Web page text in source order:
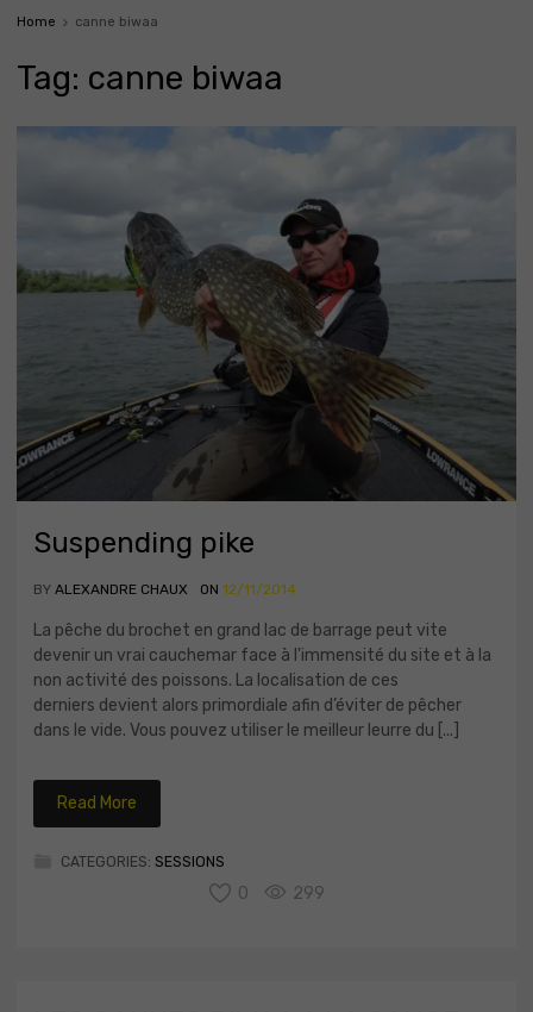
Home canne biwaa
Tag: canne biwaa
Suspending pike
BY ALEXANDRE CHAUX ON 12/11/2014
La pêche du brochet en grand lac de barrage peut vite
devenir un vrai cauchemar face à l'immensité du site et à la
non activité des poissons. La localisation de ces
derniers devient alors primordiale afin d’éviter de pêcher
dans le vide. Vous pouvez utiliser le meilleur leurre du [...]
Read More
CATEGORIES: SESSIONS
0 299